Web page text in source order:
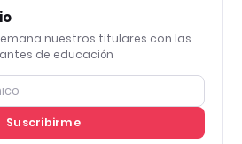
nuestros titulares con las
de educación
Suscribirme